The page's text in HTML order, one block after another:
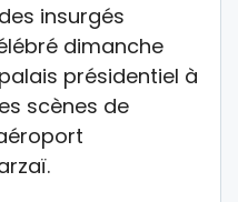
insurgés
dimanche
présidentiel à
scènes de